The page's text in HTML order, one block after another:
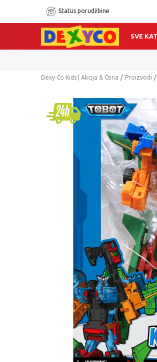
Status porudžbine
SVE
Dexy Co Kids | Akcija & Cena Proizvodi